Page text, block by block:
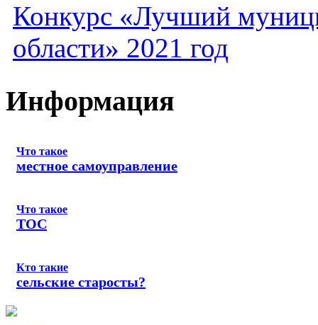
Конкурс «Лучший
области» 2021 год
Информация
Что такое
местное самоуправление
Что такое
ТОС
Кто такие
сельские старосты?